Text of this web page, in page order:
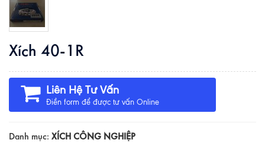
Xích 40-1R
Liên Hệ Tư Vấn
Điền form để được tư vấn Online
Danh mục: XÍCH CÔNG NGHIỆP